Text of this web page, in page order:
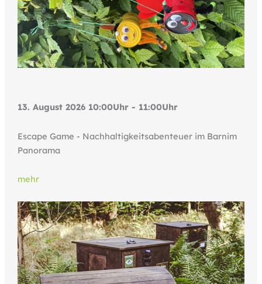
13. August 2026 10:00Uhr - 11:00Uhr
Escape Game - Nachhaltigkeitsabenteuer im Barnim
Panorama
mehr